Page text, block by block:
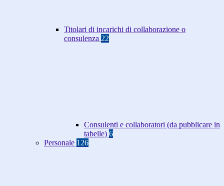
Titolari di incarichi di collaborazione o
consulenza 22
Consulenti e collaboratori (da pubblicare in
tabelle) 6
Personale 126